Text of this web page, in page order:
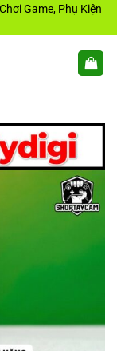
Game, Phụ Kiện